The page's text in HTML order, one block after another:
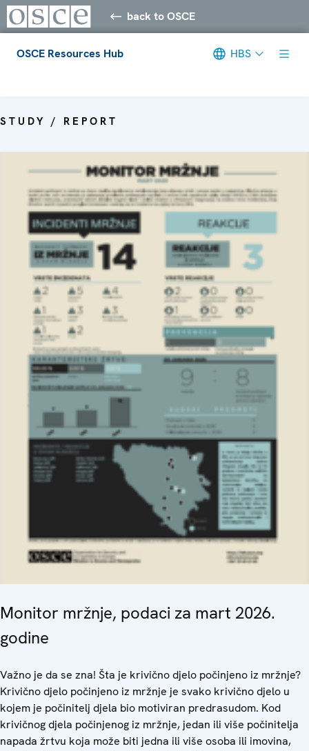
back to OSCE
OSCE Resources Hub HBS
STUDY / REPORT
Monitor mržnje, podaci za mart 2026.
godine
Važno je da se zna! Šta je krivično djelo počinjeno iz mržnje?
Krivično djelo počinjeno iz mržnje je svako krivično djelo u
kojem je počinitelj djela bio motiviran predrasudom. Kod
krivičnog djela počinjenog iz mržnje, jedan ili više počinitelja
napada žrtvu koja može biti jedna ili više osoba ili imovina,